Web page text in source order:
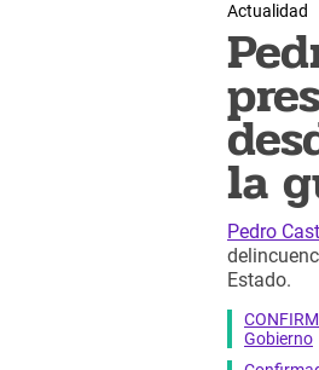
Actualidad
la
Pedro
Estado.
Gobierno